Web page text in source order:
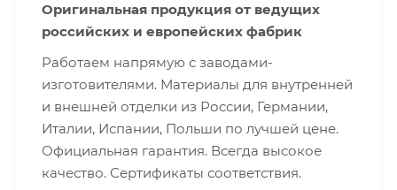
Оригинальная продукция от ведущих
российских и европейских фабрик
Работаем напрямую с заводами-
изготовителями. Материалы для внутренней
и внешней отделки из России, Германии,
Италии, Испании, Польши по лучшей цене.
Официальная гарантия. Всегда высокое
качество. Сертификаты соответствия.